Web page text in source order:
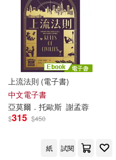
上流法則 (電子書)
中文電子書
亞莫爾 ． 托歐斯 謝孟蓉
$315 $450
紙 試閱